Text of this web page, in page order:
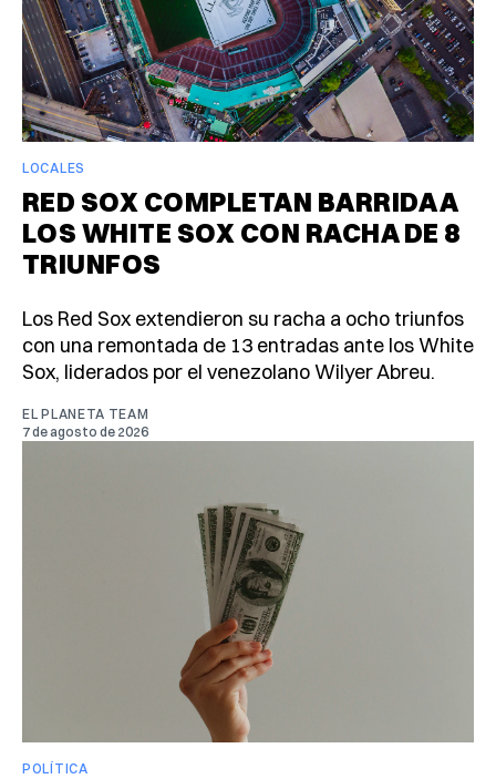
LOCALES
RED SOX COMPLETAN BARRIDA A
LOS WHITE SOX CON RACHA DE 8
TRIUNFOS
Los Red Sox extendieron su racha a ocho triunfos
con una remontada de 13 entradas ante los White
Sox, liderados por el venezolano Wilyer Abreu.
EL PLANETA TEAM
7 de agosto de 2026
POLÍTICA